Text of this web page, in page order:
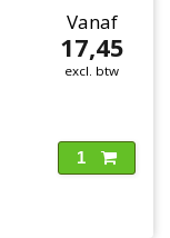
Vanaf
17,45
excl. btw
1